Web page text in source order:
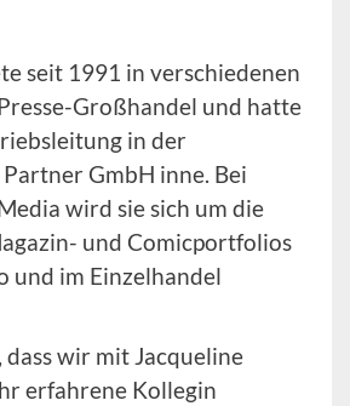
seit 1991 in verschiedenen
Großhandel und hatte
in der
GmbH inne. Bei
wird sie sich um die
und Comicportfolios
und im Einzelhandel
dass wir mit Jacqueline
erfahrene Kollegin